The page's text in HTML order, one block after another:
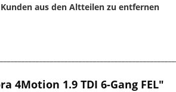
aus den Altteilen zu entfernen
4Motion 1.9 TDI 6-Gang FEL"